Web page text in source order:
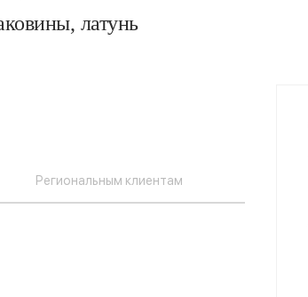
латунь
Региональным клиентам